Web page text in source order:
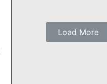
Load More